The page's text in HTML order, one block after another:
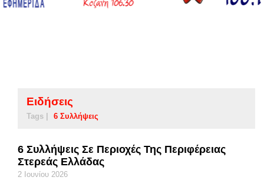
Ειδήσεις
Tags | 6 Συλλήψεις
6 Συλλήψεις Σε Περιοχές Της Περιφέρειας
Στερεάς Ελλάδας
2 Ιουνίου 2026